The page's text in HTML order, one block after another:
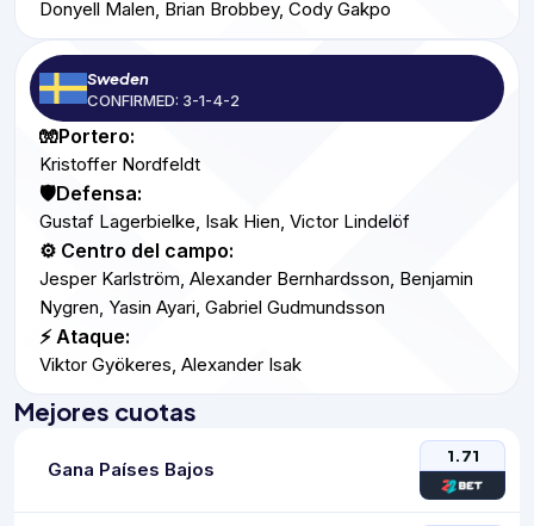
Donyell Malen, Brian Brobbey, Cody Gakpo
Sweden
CONFIRMED: 3-1-4-2
🧤Portero:
Kristoffer Nordfeldt
🛡️Defensa:
Gustaf Lagerbielke, Isak Hien, Victor Lindelöf
⚙️ Centro del campo:
Jesper Karlström, Alexander Bernhardsson, Benjamin
Nygren, Yasin Ayari, Gabriel Gudmundsson
⚡ Ataque:
Viktor Gyökeres, Alexander Isak
Mejores cuotas
Gana Países Bajos
1.71